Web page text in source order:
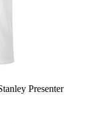
Presenter